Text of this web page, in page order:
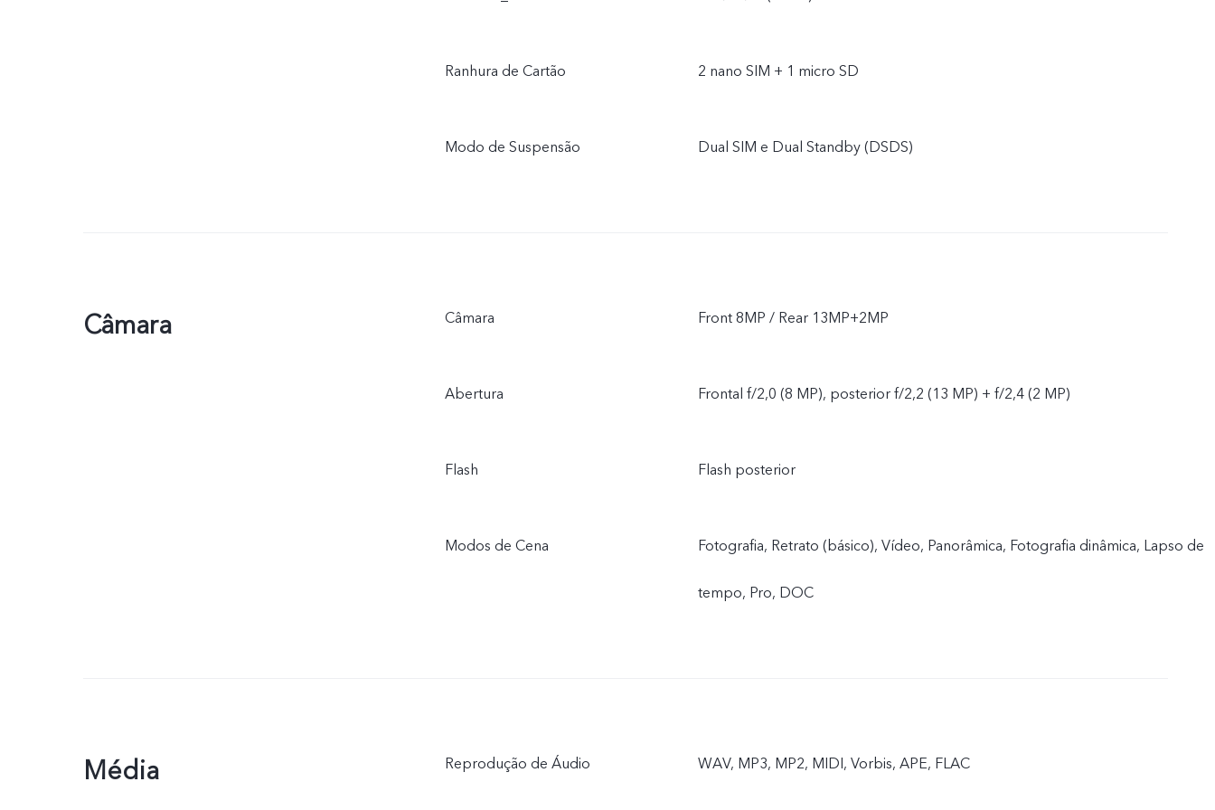
Ranhura de Cartão 2 nano SIM + 1 micro SD
Modo de Suspensão Dual SIM e Dual Standby (DSDS)
Câmara Câmara Front 8MP / Rear 13MP+2MP
Abertura Frontal f/2,0 (8 MP), posterior f/2,2 (13 MP) + f/2,4 (2 MP)
Flash Flash posterior
Modos de Cena Fotografia, Retrato (básico), Vídeo, Panorâmica, Fotografia dinâmica, Lapso de
tempo, Pro, DOC
Média Reprodução de Áudio WAV, MP3, MP2, MIDI, Vorbis, APE, FLAC